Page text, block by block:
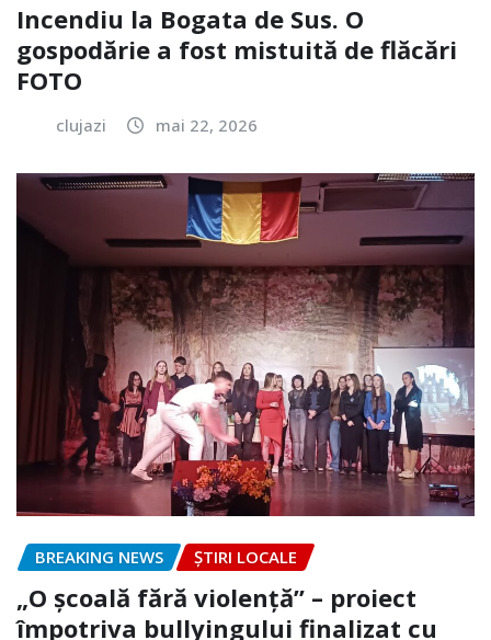
Incendiu la Bogata de Sus. O
gospodărie a fost mistuită de flăcări
FOTO
clujazi mai 22, 2026
BREAKING NEWS ȘTIRI LOCALE
„O școală fără violență” – proiect
împotriva bullyingului finalizat cu